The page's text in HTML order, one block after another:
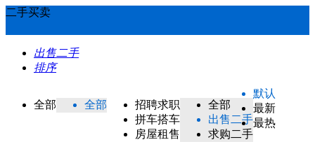
二手买卖
出售二手
排序
全部 全部
招聘求职
拼车搭车
房屋租售
全部
出售二手
求购二手
默认
最新
最热